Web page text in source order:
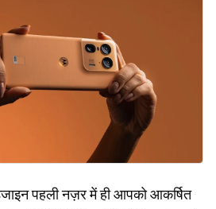
पहली नज़र में ही आपको आकर्षित